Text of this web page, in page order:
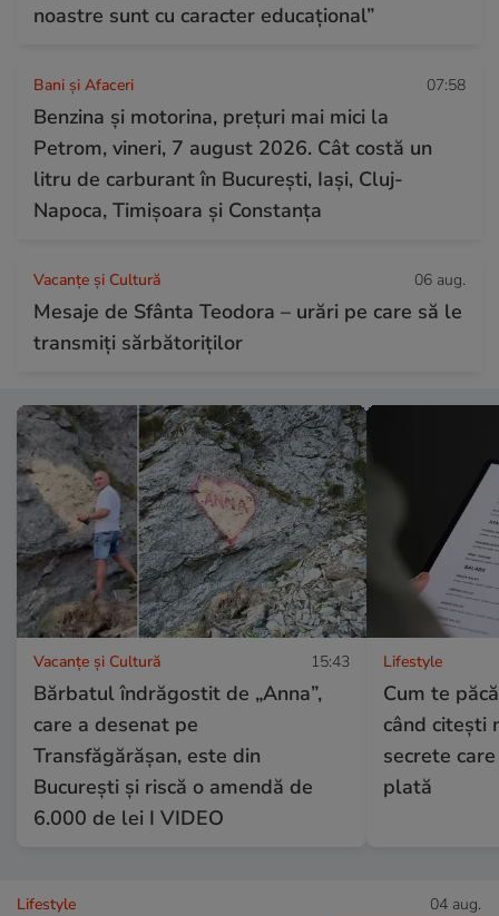
noastre sunt cu caracter educațional”
Bani și Afaceri 07:58
Benzina și motorina, prețuri mai mici la
Petrom, vineri, 7 august 2026. Cât costă un
litru de carburant în București, Iași, Cluj-
Napoca, Timișoara și Constanța
Vacanțe și Cultură 06 aug.
Mesaje de Sfânta Teodora – urări pe care să le
transmiți sărbătoriților
Vacanțe și Cultură 15:43
Bărbatul îndrăgostit de „Anna”,
care a desenat pe
Transfăgărășan, este din
București și riscă o amendă de
6.000 de lei I VIDEO
Lifestyle
Cum te
când citești
secrete
plată
Lifestyle 04 aug.